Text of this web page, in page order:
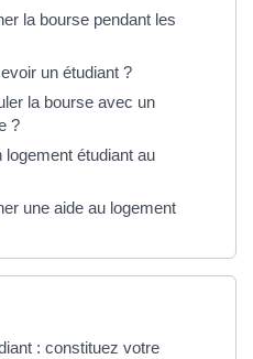
la bourse pendant les
un étudiant ?
la bourse avec un
?
étudiant au
une aide au logement
: constituez votre